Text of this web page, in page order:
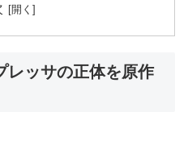
レッサの正体を原作